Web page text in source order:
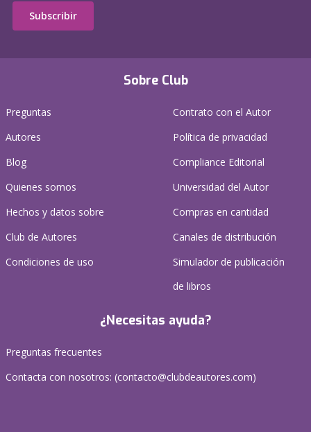
Sobre Club
Preguntas
Autores
Blog
Quienes somos
Hechos y datos sobre
Club de Autores
Condiciones de uso
Contrato con el Autor
Política de privacidad
Compliance Editorial
Universidad del Autor
Compras en cantidad
Canales de distribución
Simulador de publicación
de libros
¿Necesitas ayuda?
Preguntas frecuentes
Contacta con nosotros: (contacto@clubdeautores.com)
Subscribir